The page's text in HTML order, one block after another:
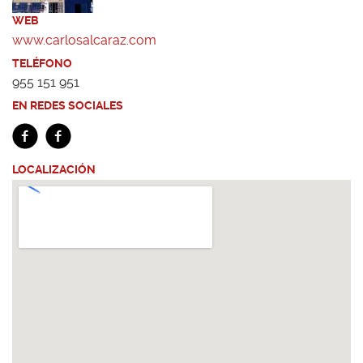
WEB
www.carlosalcaraz.com
TELÉFONO
955 151 951
EN REDES SOCIALES
LOCALIZACIÓN